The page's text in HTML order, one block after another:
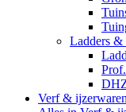
Ladders &
Verf & ijzerwaren